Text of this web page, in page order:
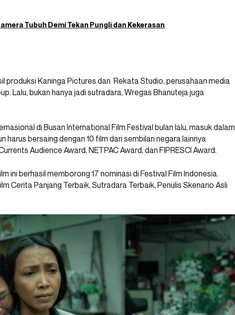
Tubuh Demi Tekan Pungli dan Kekerasan
produksi Kaninga Pictures dan Rekata Studio, perusahaan media
Lalu, bukan hanya jadi sutradara, Wregas Bhanuteja juga
di Busan International Film Festival bulan lalu, masuk dalam
harus bersaing dengan 10 film dari sembilan negara lainnya
Audience Award, NETPAC Award, dan FIPRESCI Award.
ini berhasil memborong 17 nominasi di Festival Film Indonesia.
Cerita Panjang Terbaik, Sutradara Terbaik, Penulis Skenario Asli